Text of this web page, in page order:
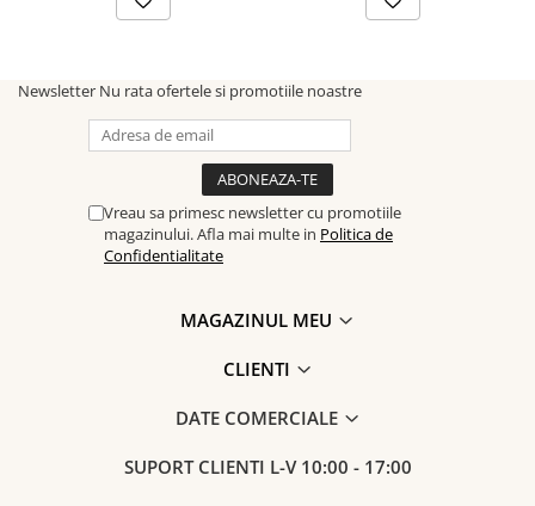
Newsletter Nu rata ofertele si promotiile noastre
Vreau sa primesc newsletter cu promotiile
magazinului. Afla mai multe in Politica de
Confidentialitate
MAGAZINUL MEU
CLIENTI
DATE COMERCIALE
SUPORT CLIENTI L-V 10:00 - 17:00